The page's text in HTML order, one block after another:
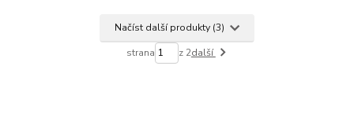
Načíst další produkty (3)
strana z 2další